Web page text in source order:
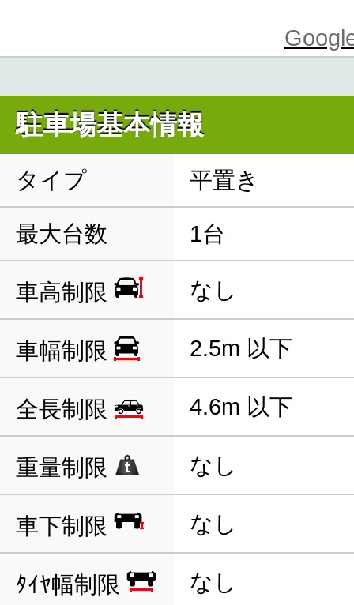
駐車場基本情報
タイプ 平置き
最大台数 1台
車高制限 なし
車幅制限 2.5m 以下
全長制限 4.6m 以下
重量制限 なし
車下制限 なし
ﾀｲﾔ幅制限 なし